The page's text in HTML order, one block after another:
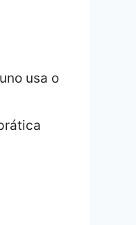
usa o